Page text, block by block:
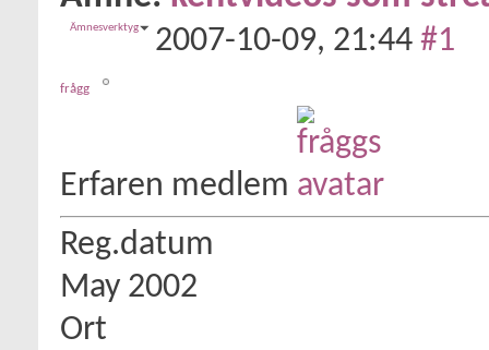
Ämnesverktyg 2007-10-09, 21:44 #1
frågg
Erfaren medlem
Reg.datum
May 2002
Ort